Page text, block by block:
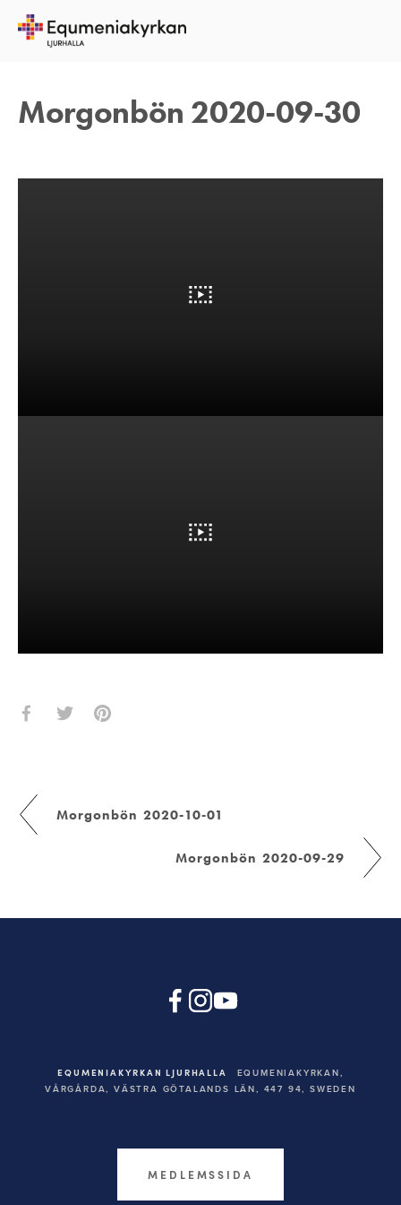
Morgonbön 2020-09-30
30 SEPTEMBER 2020
Morgonbön 2020-10-01
Morgonbön 2020-09-29
EQUMENIAKYRKAN LJURHALLA
EQUMENIAKYRKAN,
VÅRGÅRDA, VÄSTRA GÖTALANDS LÄN, 447 94, SWEDEN
MEDLEMSSIDA